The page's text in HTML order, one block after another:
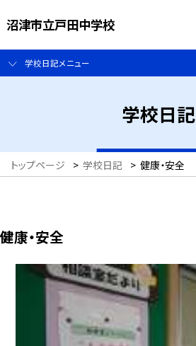
沼津市立戸田中学校
学校日記メニュー
学校日記
トップページ > 学校日記 > 健康・安全
健康・安全